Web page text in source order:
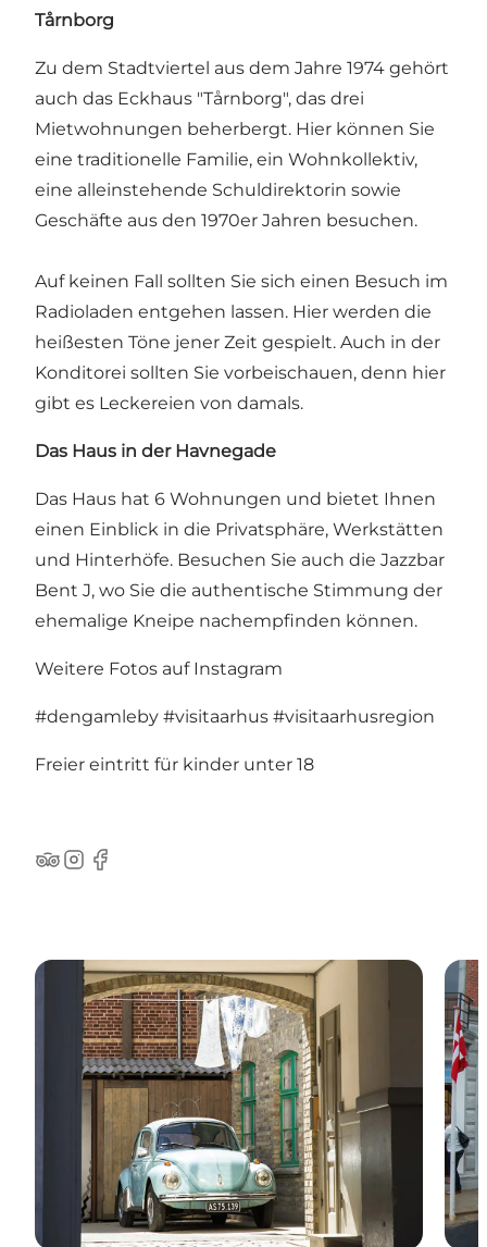
Tårnborg
Zu dem Stadtviertel aus dem Jahre 1974 gehört
auch das Eckhaus "Tårnborg", das drei
Mietwohnungen beherbergt. Hier können Sie
eine traditionelle Familie, ein Wohnkollektiv,
eine alleinstehende Schuldirektorin sowie
Geschäfte aus den 1970er Jahren besuchen.
Auf keinen Fall sollten Sie sich einen Besuch im
Radioladen entgehen lassen. Hier werden die
heißesten Töne jener Zeit gespielt. Auch in der
Konditorei sollten Sie vorbeischauen, denn hier
gibt es Leckereien von damals.
Das Haus in der Havnegade
Das Haus hat 6 Wohnungen und bietet Ihnen
einen Einblick in die Privatsphäre, Werkstätten
und Hinterhöfe. Besuchen Sie auch die Jazzbar
Bent J, wo Sie die authentische Stimmung der
ehemalige Kneipe nachempfinden können.
Weitere Fotos auf Instagram
#dengamleby #visitaarhus #visitaarhusregion
Freier eintritt für kinder unter 18
TripAdvisor
Instagram
Facebook